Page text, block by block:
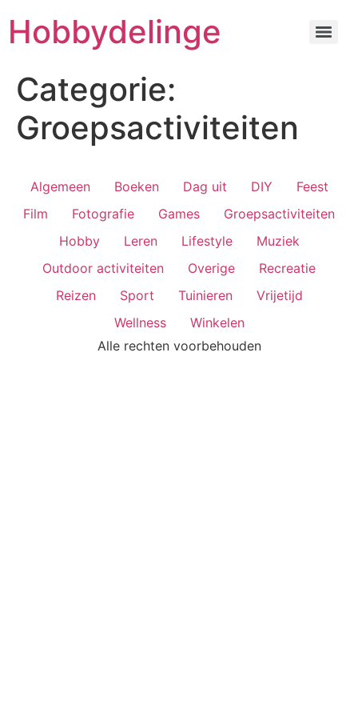
Hobbydelinge
Categorie:
Groepsactiviteiten
Algemeen Boeken Dag uit DIY
Feest
Film
Fotografie Games
Groepsactiviteiten
Hobby
Leren Lifestyle
Muziek
Outdoor activiteiten
Overige
Recreatie
Reizen
Sport Tuinieren
Vrijetijd
Wellness
Winkelen
Alle rechten voorbehouden